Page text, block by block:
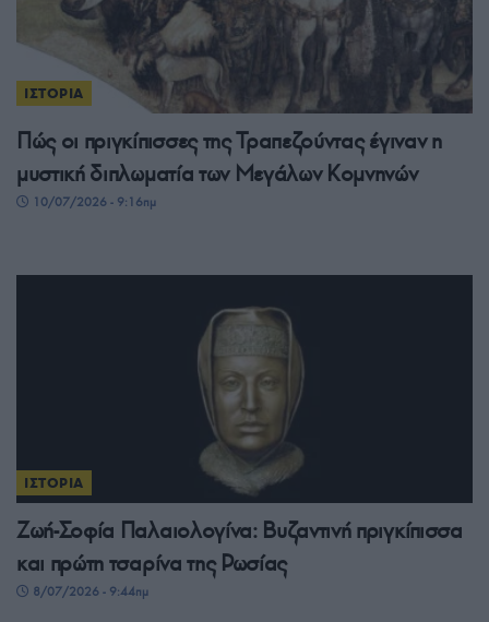
ΙΣΤΟΡΙΑ
Πώς οι πριγκίπισσες της Τραπεζούντας έγιναν η
μυστική διπλωματία των Μεγάλων Κομνηνών
10/07/2026 - 9:16πμ
ΙΣΤΟΡΙΑ
Ζωή-Σοφία Παλαιολογίνα: Βυζαντινή πριγκίπισσα
και πρώτη τσαρίνα της Ρωσίας
8/07/2026 - 9:44πμ